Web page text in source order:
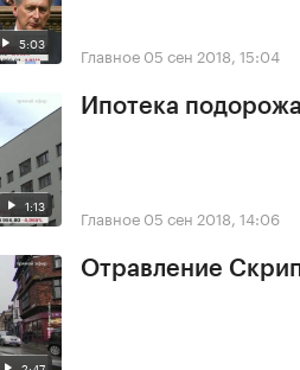
5:03 Главное 05 сен 2018, 15:04
1:13
Ипотека
Главное 05 сен 2018, 14:06
Отравление